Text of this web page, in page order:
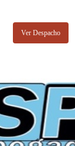
Ver Despacho